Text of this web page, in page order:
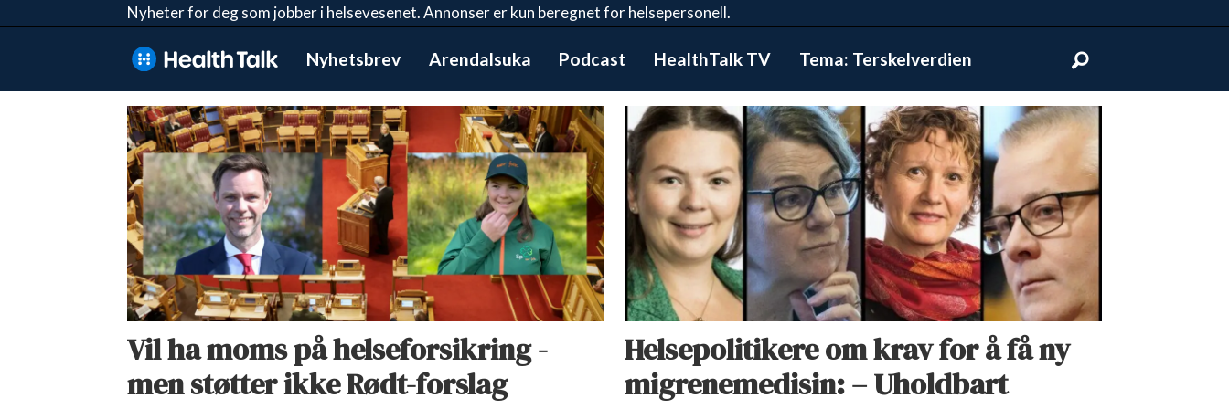
Nyheter for deg som jobber i helsevesenet. Annonser er kun beregnet for helsepersonell.
Nyhetsbrev Arendalsuka Podcast HealthTalk TV Tema: Terskelverdien
klungland
Vil ha moms på helseforsikring -
men støtter ikke Rødt-forslag
Helsepolitikere om krav for å få ny
migrenemedisin: – Uholdbart